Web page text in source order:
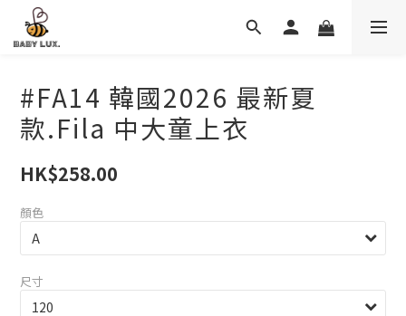
#FA14 韓國2026 最新夏
款.Fila 中大童上衣
HK$258.00
顏色
尺寸